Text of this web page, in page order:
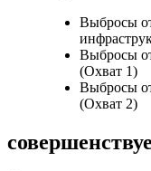
Выбросы
Выбросы
(Охват 1)
Выбросы
(Охват 2)